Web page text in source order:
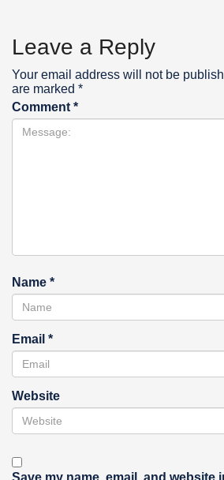
Leave a Reply
Your email address will not be
are marked *
Comment *
Name *
Email *
Website
Save my name, email, and website